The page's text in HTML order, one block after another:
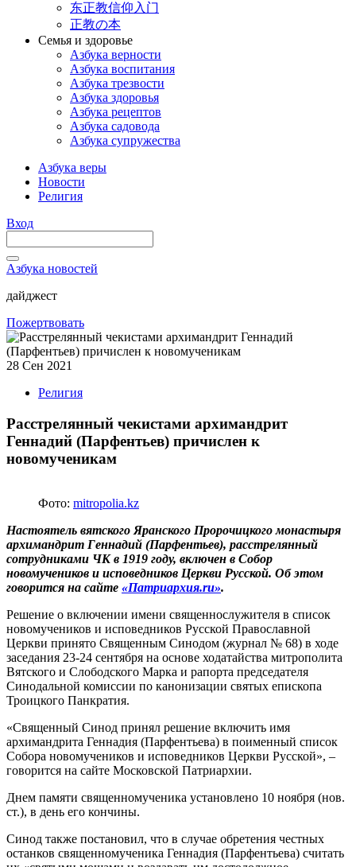
东正教信仰入门
正教の本
Семья и здоровье
Азбука верности
Азбука воспитания
Азбука трезвости
Азбука здоровья
Азбука рецептов
Азбука садовода
Азбука супружества
Азбука веры
Новости
Религия
Вход
Азбука новостей
дайджест
Пожертвовать
28 Сен 2021
Религия
Расстрелянный чекистами архимандрит
Геннадий (Парфентьев) причислен к
новомученикам
Фото: mitropolia.kz
Настоятель вятского Яранского Пророчицкого монастыря
архимандрит Геннадий (Парфентьев), расстрелянный
сотрудниками ЧК в 1919 году, включен в Собор
новомучеников и исповедников Церкви Русской. Об этом
говорится на сайте «Патриархия.ru».
Решение о включении имени священнослужителя в список
новомучеников и исповедников Русской Православной
Церкви принято Священным Синодом (журнал № 68) в ходе
заседания 23-24 сентября на основе ходатайства митрополита
Вятского и Слободского Марка и рапорта председателя
Синодальной комиссии по канонизации святых епископа
Троицкого Панкратия.
«Священный Синод принял решение включить имя
архимандрита Геннадия (Парфентьева) в поименный список
Собора новомучеников и исповедников Церкви Русской», –
говорится на сайте Московской Патриархии.
Днем памяти священномученика установлено 10 ноября (нов.
ст.), в день его кончины.
Синод также постановил, что в случае обретения честных
останков священномученика Геннадия (Парфентьева) считать